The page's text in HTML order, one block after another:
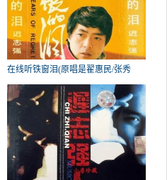
在线听铁窗泪(原唱是翟惠民/张秀
艳)，家有儿女演唱点播:87次